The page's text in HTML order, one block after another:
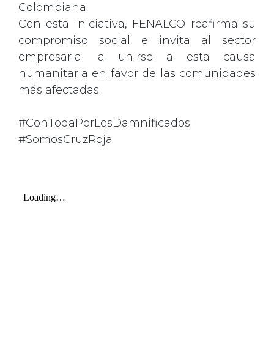
Colombiana.
Con esta iniciativa, FENALCO reafirma su
compromiso social e invita al sector
empresarial a unirse a esta causa
humanitaria en favor de las comunidades
más afectadas.
#ConTodaPorLosDamnificados
#SomosCruzRoja